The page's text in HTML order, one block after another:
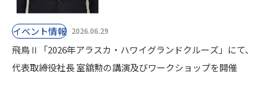
イベント情報 2026.06.29
飛鳥Ⅱ「2026年アラスカ・ハワイグランドクルーズ」にて、
代表取締役社長 室舘勲の講演及びワークショップを開催